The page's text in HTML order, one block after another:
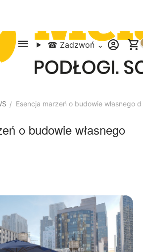
☎ Zadzwoń ⌄
/ Esencja marzeń o budowie własnego
o budowie własnego